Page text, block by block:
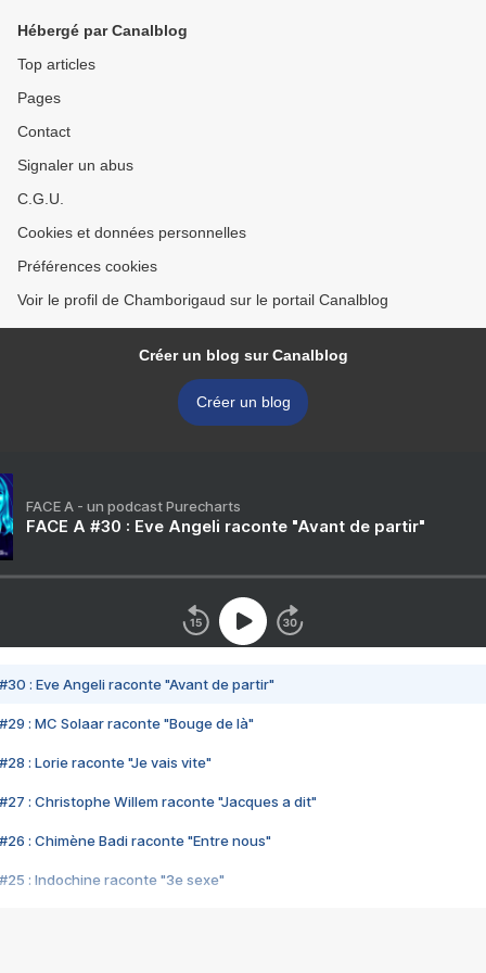
Hébergé par Canalblog
Top articles
Pages
Contact
Signaler un abus
C.G.U.
Cookies et données personnelles
Préférences cookies
Voir le profil de Chamborigaud sur le portail Canalblog
Créer un blog sur Canalblog
Créer un blog
FACE A - un podcast Purecharts
FACE A #30 : Eve Angeli raconte "Avant de partir"
#30 : Eve Angeli raconte "Avant de partir"
#29 : MC Solaar raconte "Bouge de là"
#28 : Lorie raconte "Je vais vite"
#27 : Christophe Willem raconte "Jacques a dit"
#26 : Chimène Badi raconte "Entre nous"
#25 : Indochine raconte "3e sexe"